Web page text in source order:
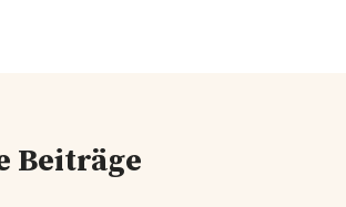
Beiträge